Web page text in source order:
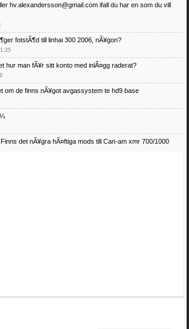
hv.alexandersson@gmail.com ifall du har en som du vill
fotstÃ¶d till linhai 300 2006, nÃ¥gon?
hur man fÃ¥r sitt konto med inlÃ¤gg raderat?
om de finns nÃ¥got avgassystem te hd9 base
det nÃ¥gra hÃ¤ftiga mods till Can-am xmr 700/1000
trasiga fyrhjulingar. Jag betalar bra och du kan nÃ¥ mig
ifall du har en som du vill sÃ¤lja
vad man kan begÃ¤ra fÃ¶r en Honda TRX 350 FE 2005
har en Cetek 500 EFI
defekta/trasiga fyrhjulingar. Jag betalar bra och du kan nÃÂ¥